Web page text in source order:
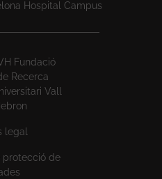
Hospital Campus
Fundació
Recerca
Vall
legal
protecció de